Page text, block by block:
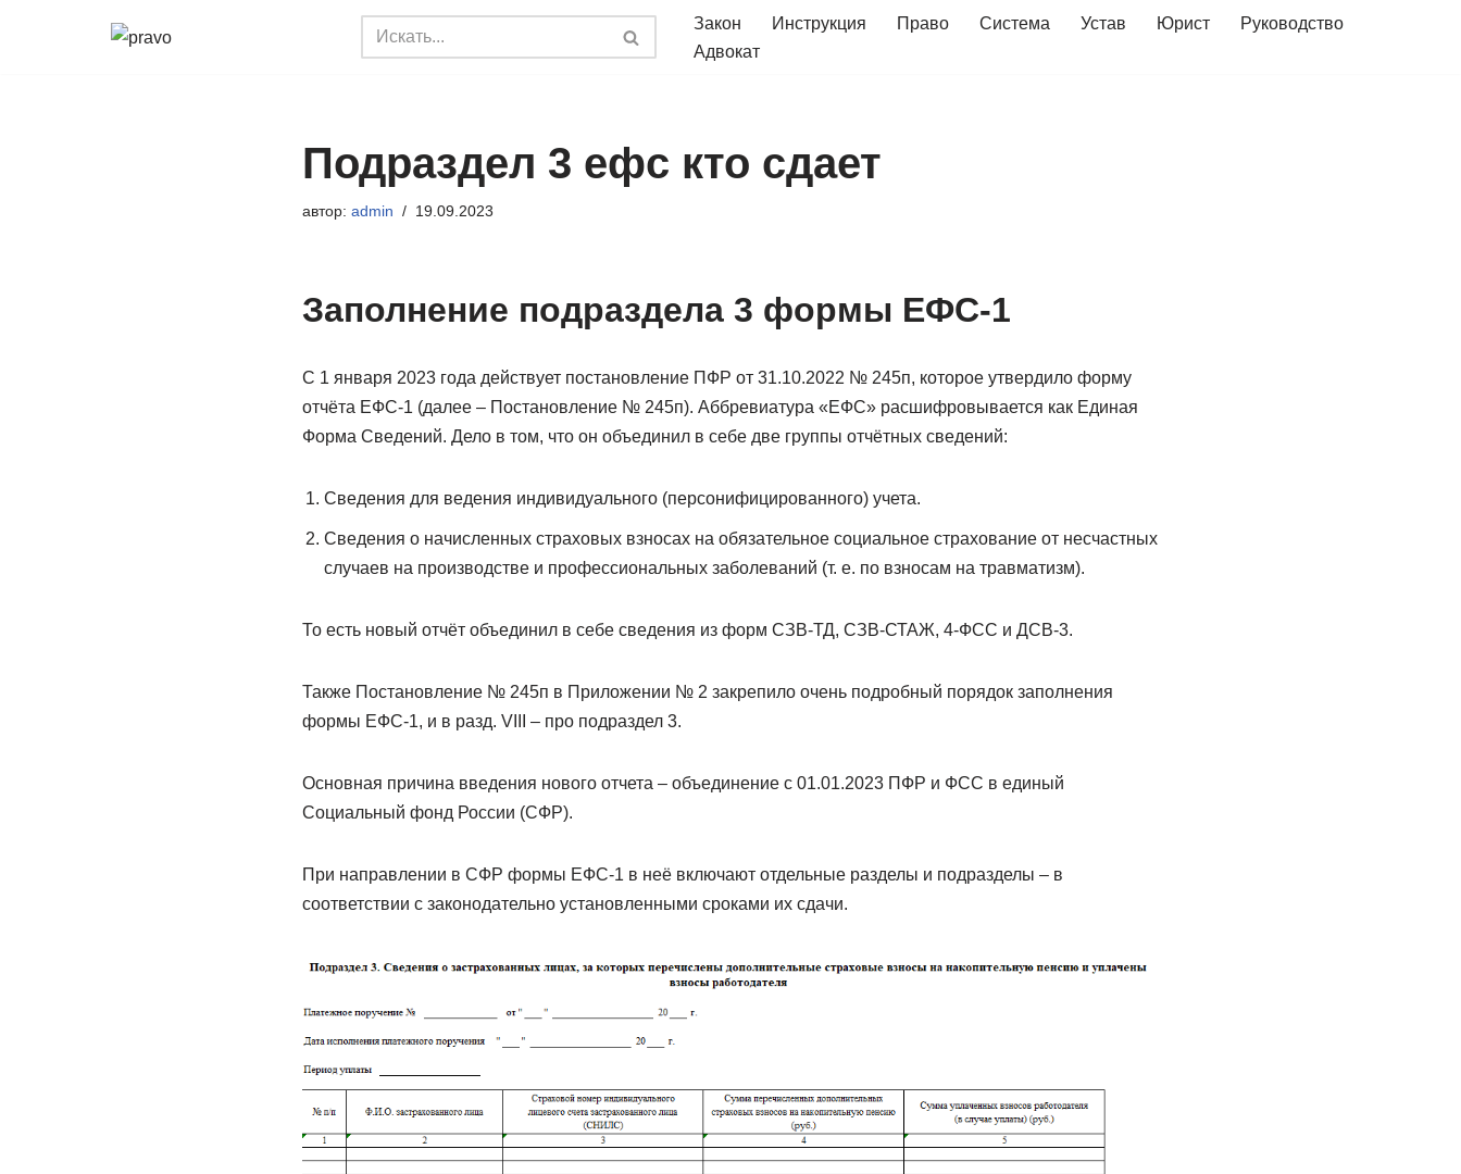
Закон Инструкция Право Система Устав Юрист
Руководство
Адвокат
Подраздел 3 ефс кто сдает
автор: admin 19.09.2023
Заполнение подраздела 3 формы ЕФС-1
С 1 января 2023 года действует постановление ПФР от 31.10.2022 № 245п, которое утвердило форму
отчёта ЕФС-1 (далее – Постановление № 245п). Аббревиатура «ЕФС» расшифровывается как Единая
Форма Сведений. Дело в том, что он объединил в себе две группы отчётных сведений:
Сведения для ведения индивидуального (персонифицированного) учета.
Сведения о начисленных страховых взносах на обязательное социальное страхование от несчастных
случаев на производстве и профессиональных заболеваний (т. е. по взносам на травматизм).
То есть новый отчёт объединил в себе сведения из форм СЗВ-ТД, СЗВ-СТАЖ, 4-ФСС и ДСВ-3.
Также Постановление № 245п в Приложении № 2 закрепило очень подробный порядок заполнения
формы ЕФС-1, и в разд. VIII – про подраздел 3.
Основная причина введения нового отчета – объединение с 01.01.2023 ПФР и ФСС в единый
Социальный фонд России (СФР).
При направлении в СФР формы ЕФС-1 в неё включают отдельные разделы и подразделы – в
соответствии с законодательно установленными сроками их сдачи.